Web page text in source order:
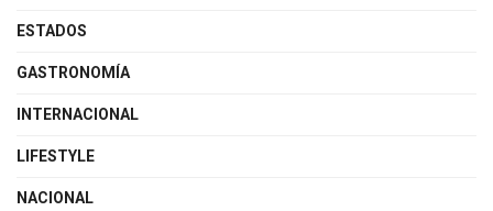
ESTADOS
GASTRONOMÍA
INTERNACIONAL
LIFESTYLE
NACIONAL